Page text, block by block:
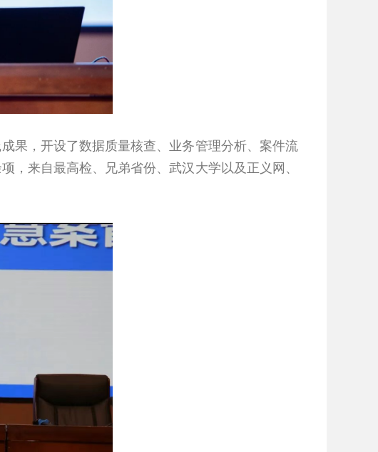
，开设了数据质量核查、业务管理分析、案件流
，来自最高检、兄弟省份、武汉大学以及正义网、